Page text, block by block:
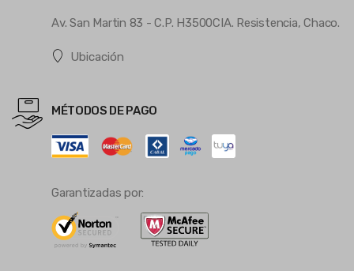
Av. San Martin 83 - C.P. H3500CIA. Resistencia, Chaco.
Ubicación
MÉTODOS DE PAGO
Garantizadas por: